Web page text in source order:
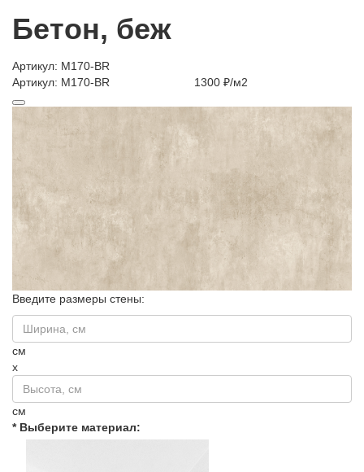
Бетон, беж
Артикул: M170-BR
Артикул: M170-BR
1300 ₽/м2
Введите размеры стены:
см
x
см
* Выберите материал: